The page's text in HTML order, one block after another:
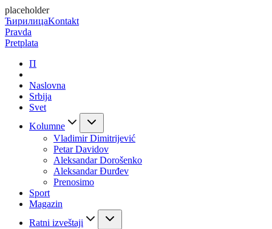
placeholder
ЋирилицаKontakt
Pravda
Pretplata
П
Naslovna
Srbija
Svet
Kolumne
Vladimir Dimitrijević
Petar Davidov
Aleksandar Dorošenko
Aleksandar Đurđev
Prenosimo
Sport
Magazin
Ratni izveštaji